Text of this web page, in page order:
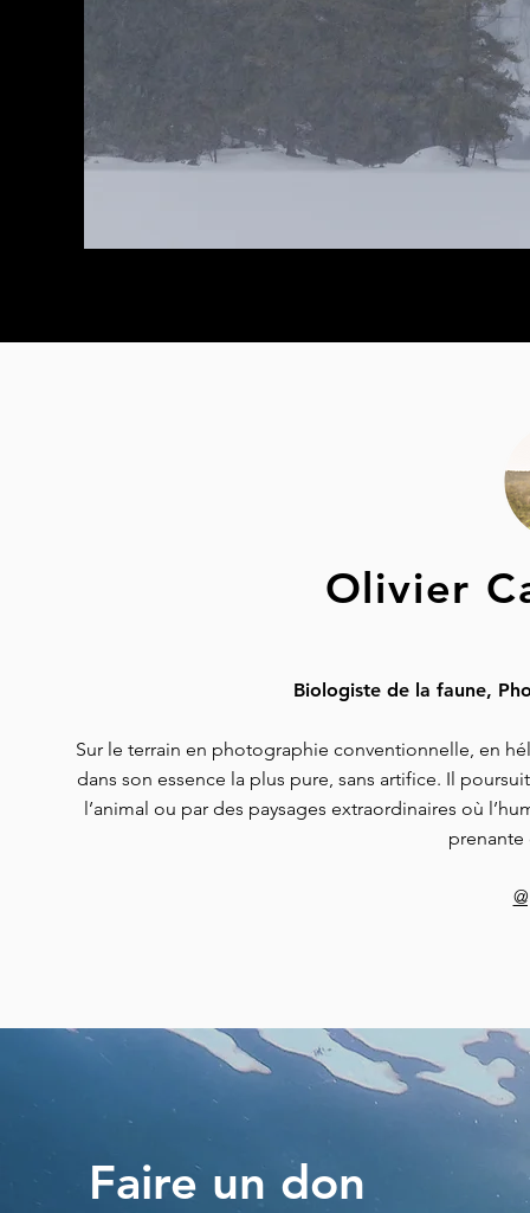
Olivier
Biologiste de la faune,
Sur le terrain en photographie conventionnelle, en
dans son essence la plus pure, sans artifice. Il
l’animal ou par des paysages extraordinaires où
prenante
Faire un don